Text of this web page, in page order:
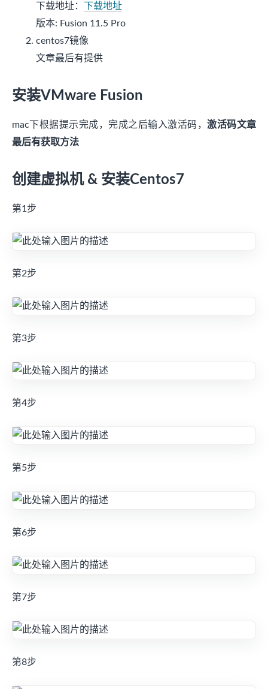
下载地址：
下载地址
版本: Fusion 11.5 Pro
centos7镜像
文章最后有提供
安装VMware Fusion
mac下根据提示完成，完成之后输入激活码，激活码文章
最后有获取方法
创建虚拟机 & 安装Centos7
第1步
第2步
第3步
第4步
第5步
第6步
第7步
第8步